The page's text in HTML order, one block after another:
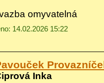
omyvatelná
14.02.2026 15:22
Inka